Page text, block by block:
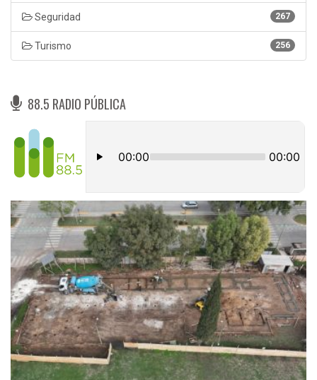
267
Seguridad
256
Turismo
88.5 RADIO PÚBLICA